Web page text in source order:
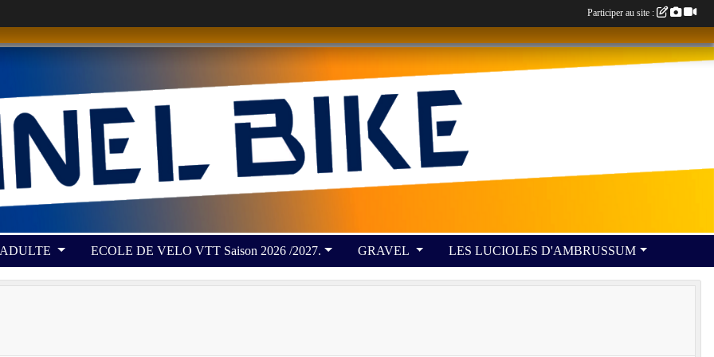
ECOLE DE VELO VTT Saison 2026 /2027. GRAVEL LES LUCIOLES D'AMBRUSSUM
Participer au site :